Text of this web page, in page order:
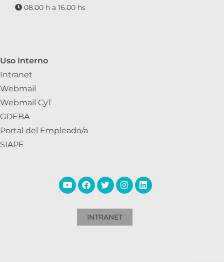
08.00 h a 16.00 hs
Uso Interno
Intranet
Webmail
Webmail CyT
GDEBA
Portal del Empleado/a
SIAPE
INTRANET